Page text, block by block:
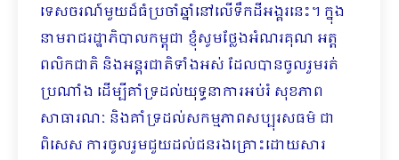
ទេសចរណ៍មួយដ៏ធំប្រចាំឆ្នាំនៅលើទឹកដីអង្គរនេះ។ ក្នុង
នាមរាជរដ្ឋាភិបាលកម្ពុជា ខ្ញុំ​សូមថ្លែងអំណរគុណ អត្ត
ពលិកជាតិ និងអន្តរជាតិទាំងអស់ ដែលបានចូលរួមរត់
ប្រណាំង ដើម្បីគាំទ្រដល់យុទ្ធនាការអប់រំ សុខភាព
សាធារណៈ និងគាំទ្រដល់សកម្មភាពសប្បុរសធម៌ ជា​
ពិសេស ការចូលរួមជួយដល់ជនរងគ្រោះដោយសារ